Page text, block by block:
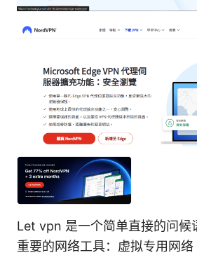
Let vpn 是一个简单直接的问候
重要的网络工具：虚拟专用网